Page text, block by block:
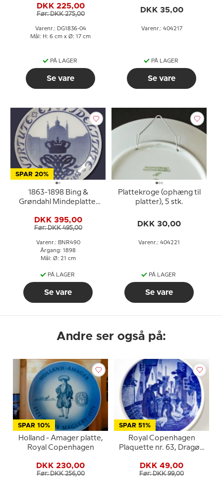
tallerken (Fredensborg
Slot nr. 3560), Bing &
Grøndahl
DKK 225,00
Før: DKK 275,00
Varenr.: DG1836-04
Mål: H: 6 cm x Ø: 17 cm
PÅ LAGER
Se vare
DKK 35,00
Varenr.: 404217
PÅ LAGER
Se vare
SPAR 20%
1863-1898 Bing &
Grøndahl Mindeplatte,
DKK 395,00
Før: DKK 495,00
Varenr.: BNR490
Årgang: 1898
Mål: Ø: 21 cm
PÅ LAGER
Se vare
Plattekroge (ophæng til
platter), 5 stk.
DKK 30,00
Varenr.: 404221
PÅ LAGER
Se vare
Andre ser også på:
SPAR 10%
Holland - Amager platte,
Royal Copenhagen
DKK 230,00
Før: DKK 256,00
SPAR 51%
Royal Copenhagen
Plaquette nr. 63, Dragør,
DKK 49,00
Før: DKK 99,00